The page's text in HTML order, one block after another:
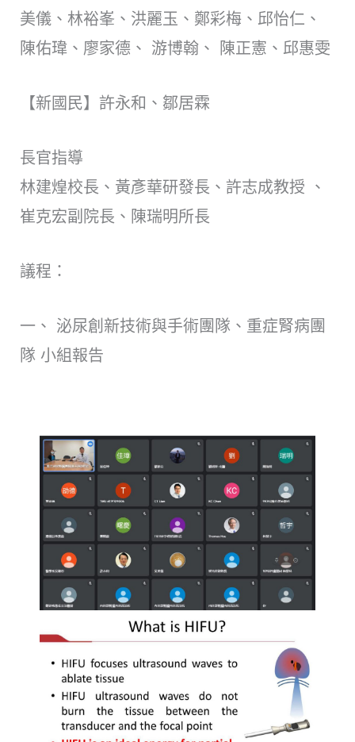
美儀、林裕峯、洪麗玉、鄭彩梅、邱怡仁、
陳佑瑋、廖家德、 游博翰、 陳正憲、邱惠雯
【新國民】許永和、鄒居霖
長官指導
林建煌校長、黃彥華研發長、許志成教授 、
崔克宏副院長、陳瑞明所長
議程：
一、 泌尿創新技術與手術團隊、重症腎病團
隊 小組報告